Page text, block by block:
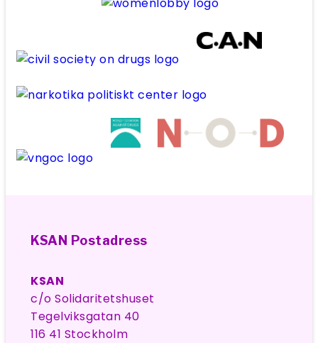
KSAN Postadress
KSAN
c/o Solidaritetshuset
Tegelviksgatan 40
116 41 Stockholm